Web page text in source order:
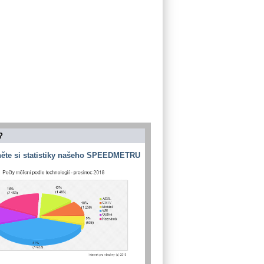
si statistiky našeho SPEEDMETRU